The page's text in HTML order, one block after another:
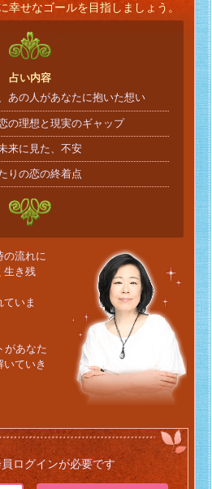
幸せなゴールを目指しましょう。
占い内容
あの人があなたに抱いた想い
の理想と現実のギャップ
来に見た、不安
りの恋の終着点
の流れに
生き残
いま
があなた
ていき
ログインが必要です